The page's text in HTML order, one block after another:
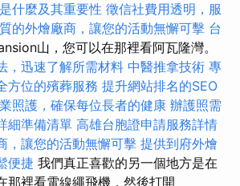
什麼及其重要性 徵信社費用透明，服
的外燴廠商，讓您的活動無懈可擊 台
山，您可以在那裡看阿瓦隆灣。
，迅速了解所需材料 中醫推拿技術 專
方位的殯葬服務 提升網站排名的SEO
照護，確保每位長者的健康 辦護照需
細準備清單 高雄台胞證申請服務詳情
，讓您的活動無懈可擊 提供到府外燴
便捷 我們真正喜歡的另一個地方是在
那裡看電線繩飛機，然後打開